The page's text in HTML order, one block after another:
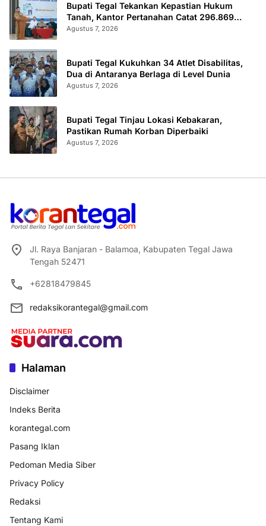
Bupati Tegal Tekankan Kepastian Hukum
Tanah, Kantor Pertanahan Catat 296.869
Sertifikat Terbit
Agustus 7, 2026
Bupati Tegal Kukuhkan 34 Atlet Disabilitas,
Dua di Antaranya Berlaga di Level Dunia
Agustus 7, 2026
Bupati Tegal Tinjau Lokasi Kebakaran,
Pastikan Rumah Korban Diperbaiki
Agustus 7, 2026
Jl. Raya Banjaran - Balamoa, Kabupaten Tegal Jawa
Tengah 52471
+62818479845
redaksikorantegal@gmail.com
Halaman
Disclaimer
Indeks Berita
korantegal.com
Pasang Iklan
Pedoman Media Siber
Privacy Policy
Redaksi
Tentang Kami